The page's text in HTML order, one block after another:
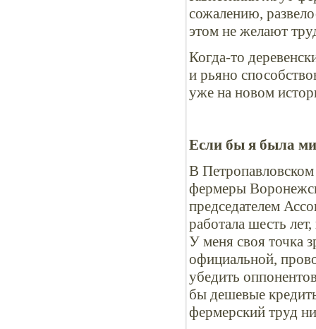
сожалению,
этом не желают
Когда-то
и рьяно
уже на новом
Если бы я была
В Петропавловском
фермеры
председателем
работала шесть
У меня своя точка
официальной,
убедить
бы дешевые
фермерский труд